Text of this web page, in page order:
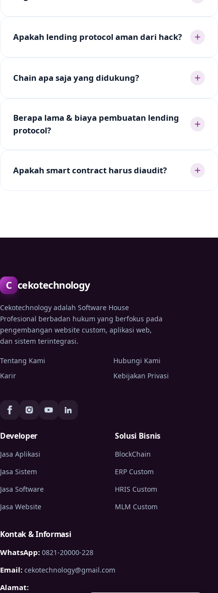
Apakah lending protocol aman dari hack?
Chain apa saja yang didukung?
Berapa lama & biaya pembuatan lending
protocol?
Apakah smart contract harus diaudit?
C cekotechnology
Cekotechnology adalah Software House
Profesional berbadan hukum yang berfokus pada
pengembangan website custom, aplikasi web,
dan sistem terintegrasi.
Tentang Kami
Hubungi Kami
Karir
Kebijakan Privasi
Developer
Jasa Aplikasi
Jasa Sistem
Jasa Software
Jasa Website
Solusi Bisnis
BlockChain
ERP Custom
HRIS Custom
MLM Custom
Kontak & Informasi
WhatsApp: 0821-20000-228
Email: cekotechnology@gmail.com
Alamat: